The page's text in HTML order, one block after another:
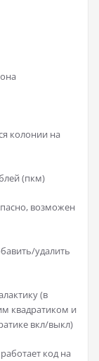
колонии на
(пкм)
возможен
удалить
(в
квадратиком и
вкл/выкл)
код на